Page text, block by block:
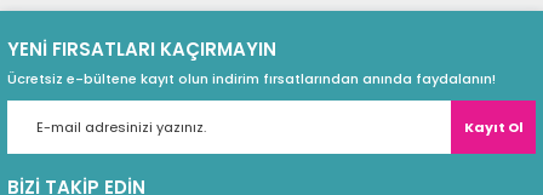
Bellek Yuvaları
Maksimum Bellek 64 GB'a kadar
Depolamak 2 TB SSD M.2
YENİ FIRSATLARI KAÇIRMAYIN
Ücretsiz e-bültene kayıt olun indirim fırsatlarından anında faydalanın!
Kayıt Ol
BİZİ TAKİP EDİN